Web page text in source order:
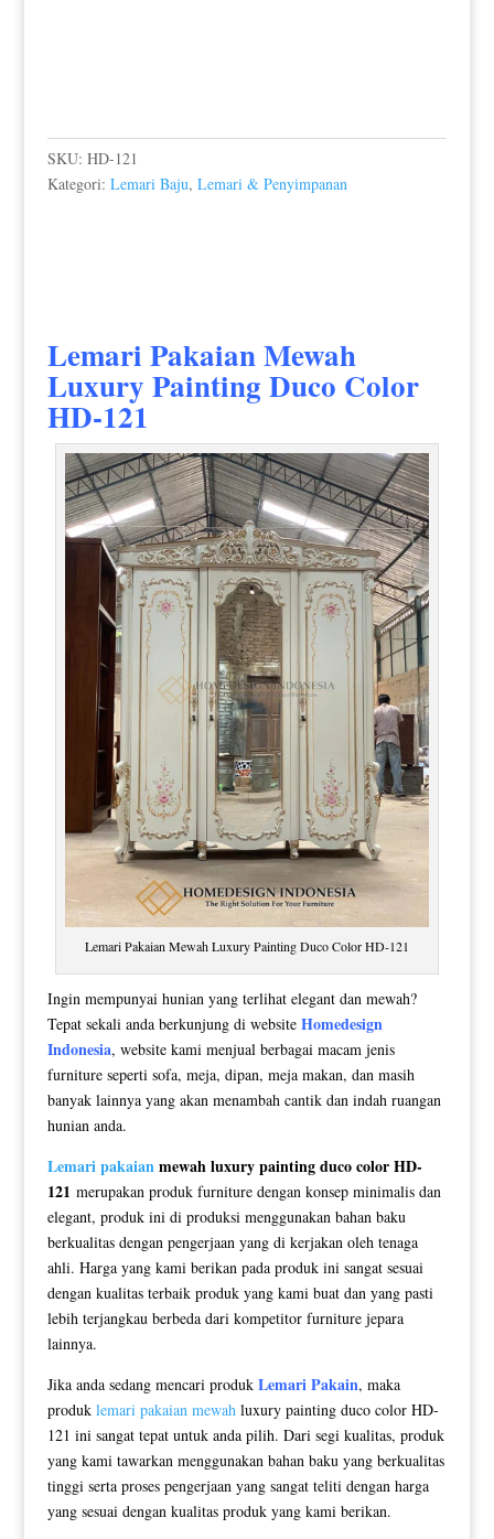
SKU: HD-121
Kategori: Lemari Baju, Lemari & Penyimpanan
Lemari Pakaian Mewah
Luxury Painting Duco Color
HD-121
Lemari Pakaian Mewah Luxury Painting Duco Color HD-121
Ingin mempunyai hunian yang terlihat elegant dan mewah?
Tepat sekali anda berkunjung di website Homedesign
Indonesia, website kami menjual berbagai macam jenis
furniture seperti sofa, meja, dipan, meja makan, dan masih
banyak lainnya yang akan menambah cantik dan indah ruangan
hunian anda.
Lemari pakaianmewah luxury painting duco color HD-
121 merupakan produk furniture dengan konsep minimalis dan
elegant, produk ini di produksi menggunakan bahan baku
berkualitas dengan pengerjaan yang di kerjakan oleh tenaga
ahli. Harga yang kami berikan pada produk ini sangat sesuai
dengan kualitas terbaik produk yang kami buat dan yang pasti
lebih terjangkau berbeda dari kompetitor furniture jepara
lainnya.
Jika anda sedang mencari produk Lemari Pakain, maka
produk lemari pakaian mewah luxury painting duco color HD-
121 ini sangat tepat untuk anda pilih. Dari segi kualitas, produk
yang kami tawarkan menggunakan bahan baku yang berkualitas
tinggi serta proses pengerjaan yang sangat teliti dengan harga
yang sesuai dengan kualitas produk yang kami berikan.